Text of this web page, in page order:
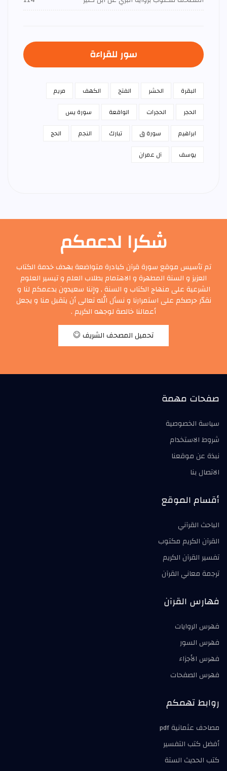
سور للقراءة
البقرة الحشر الفتح الكهف
مريم
الحجر
الحجرات الواقعة
سورة يس
ابراهيم
سورة ق تبارك النجم
الحج
يوسف
آل عمران
شكرا لدعمكم
تم تأسيس موقع سورة قرآن كبادرة متواضعة بهدف خدمة الكتاب
العزيز و السنة المطهرة و الاهتمام بطلاب العلم و تيسير العلوم
الشرعية على منهاج الكتاب و السنة , وإننا سعيدون بدعمكم لنا و
نقدّر حرصكم على استمرارنا و نسأل الله تعالى أن يتقبل منا و يجعل
أعمالنا خالصة لوجهه الكريم .
تحميل المصحف الشريف
صفحات مهمة
سياسة الخصوصية
شروط الاستخدام
نبذة عن موقعنا
الاتصال بنا
أقسام الموقع
الباحث القرآني
القرآن الكريم مكتوب
تفسير القرآن الكريم
ترجمة معاني القرآن
فهارس القرآن
فهرس الروايات
فهرس السور
فهرس الأجزاء
فهرس الصفحات
روابط تهمكم
مصاحف عثمانية pdf
أفضل كتب التفسير
كتب الحديث الستة